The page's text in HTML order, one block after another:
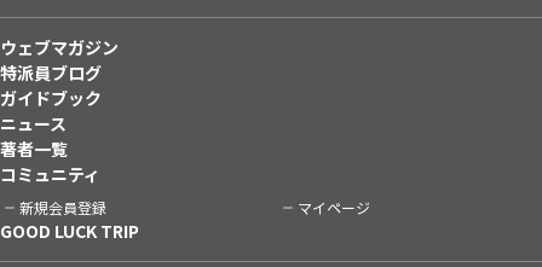
ウェブマガジン
特派員ブログ
ガイドブック
ニュース
著者一覧
コミュニティ
新規会員登録 マイページ
GOOD LUCK TRIP